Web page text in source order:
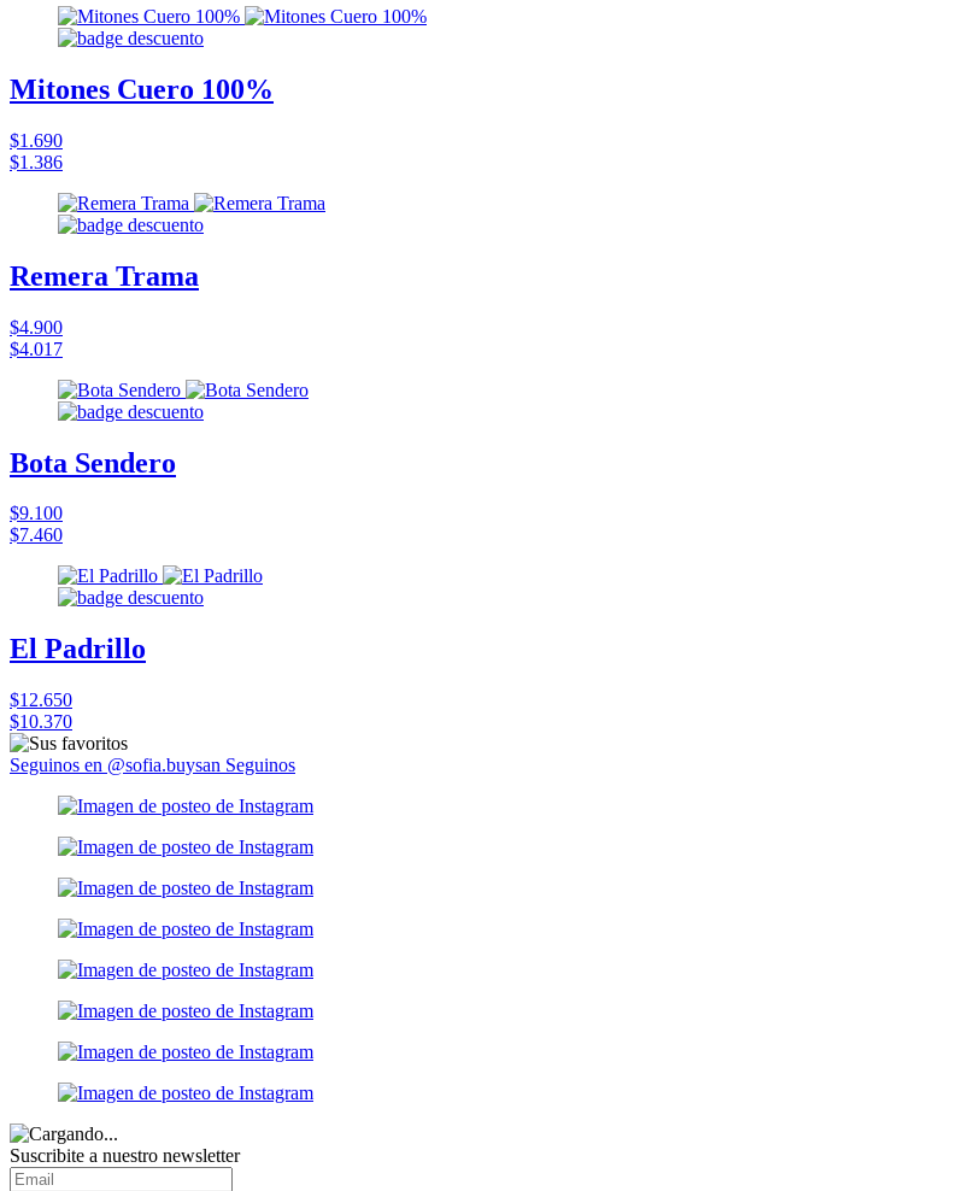
Mitones Cuero 100%
$1.690
$1.386
Remera Trama
$4.900
$4.017
Bota Sendero
$9.100
$7.460
El Padrillo
$12.650
$10.370
Seguinos en @sofia.buysan Seguinos
Suscribite a nuestro newsletter